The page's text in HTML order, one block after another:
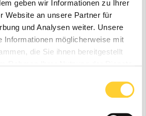
geben wir Informationen zu Ihrer
Website an unsere Partner für
und Analysen weiter. Unsere
Informationen möglicherweise mit
die Sie ihnen bereitgestellt